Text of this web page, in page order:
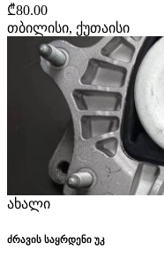
₾80.00
თბილისი, ქუთაისი
ახალი
ძრავის საყრდენი უკ